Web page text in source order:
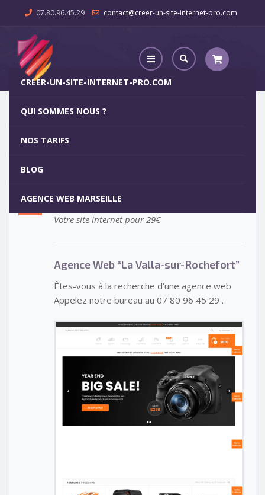
07.80.96.45.29 contact@creer-un-site-internet-pro.com
CREER-UN-SITE-INTERNET-PRO.COM
QUI SOMMES NOUS ?
NOS TARIFS
BLOG
AGENCE WEB MARSEILLE
Agence Web “La Valla-sur-Rochefort”
5
Votre site internet pour 29€
Agence Web “La Valla-sur-Rochefort”
Êtes-vous à la recherche d’une agence web
Appelez notre bureau au 07 80 96 45 29 .